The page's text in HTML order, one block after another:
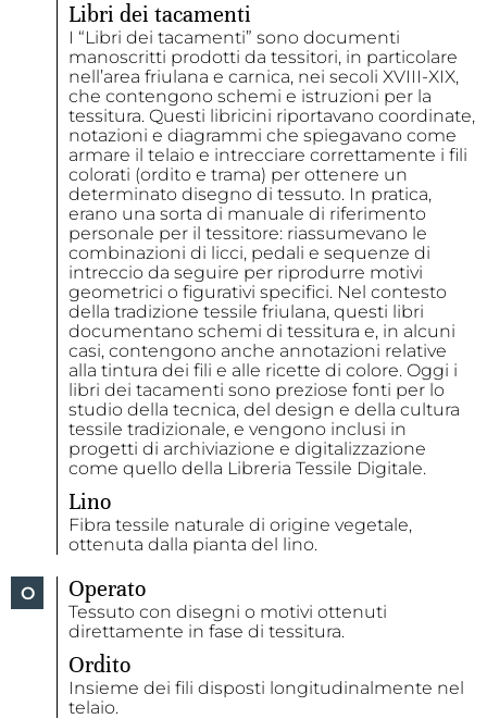
Libri dei tacamenti
I “Libri dei tacamenti” sono documenti
manoscritti prodotti da tessitori, in particolare
nell’area friulana e carnica, nei secoli XVIII-XIX,
che contengono schemi e istruzioni per la
tessitura. Questi libricini riportavano coordinate,
notazioni e diagrammi che spiegavano come
armare il telaio e intrecciare correttamente i fili
colorati (ordito e trama) per ottenere un
determinato disegno di tessuto. In pratica,
erano una sorta di manuale di riferimento
personale per il tessitore: riassumevano le
combinazioni di licci, pedali e sequenze di
intreccio da seguire per riprodurre motivi
geometrici o figurativi specifici. Nel contesto
della tradizione tessile friulana, questi libri
documentano schemi di tessitura e, in alcuni
casi, contengono anche annotazioni relative
alla tintura dei fili e alle ricette di colore. Oggi i
libri dei tacamenti sono preziose fonti per lo
studio della tecnica, del design e della cultura
tessile tradizionale, e vengono inclusi in
progetti di archiviazione e digitalizzazione
come quello della Libreria Tessile Digitale.
Lino
Fibra tessile naturale di origine vegetale,
ottenuta dalla pianta del lino.
O Operato
Tessuto con disegni o motivi ottenuti
direttamente in fase di tessitura.
Ordito
Insieme dei fili disposti longitudinalmente nel
telaio.